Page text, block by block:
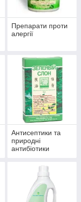
Препарати проти
алергії
Антисептики та
природні
антибіотики